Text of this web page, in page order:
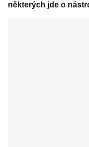
některých jde o